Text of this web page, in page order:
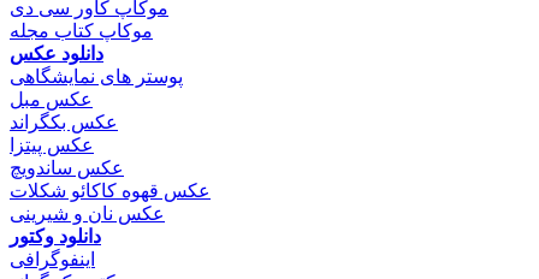
موکاپ کاور سی دی
موکاپ کتاب مجله
دانلود عکس
پوستر های نمایشگاهی
عکس مبل
عکس بکگراند
عکس پیتزا
عکس ساندویچ
عکس قهوه کاکائو شکلات
عکس نان و شیرینی
دانلود وکتور
اینفوگرافی